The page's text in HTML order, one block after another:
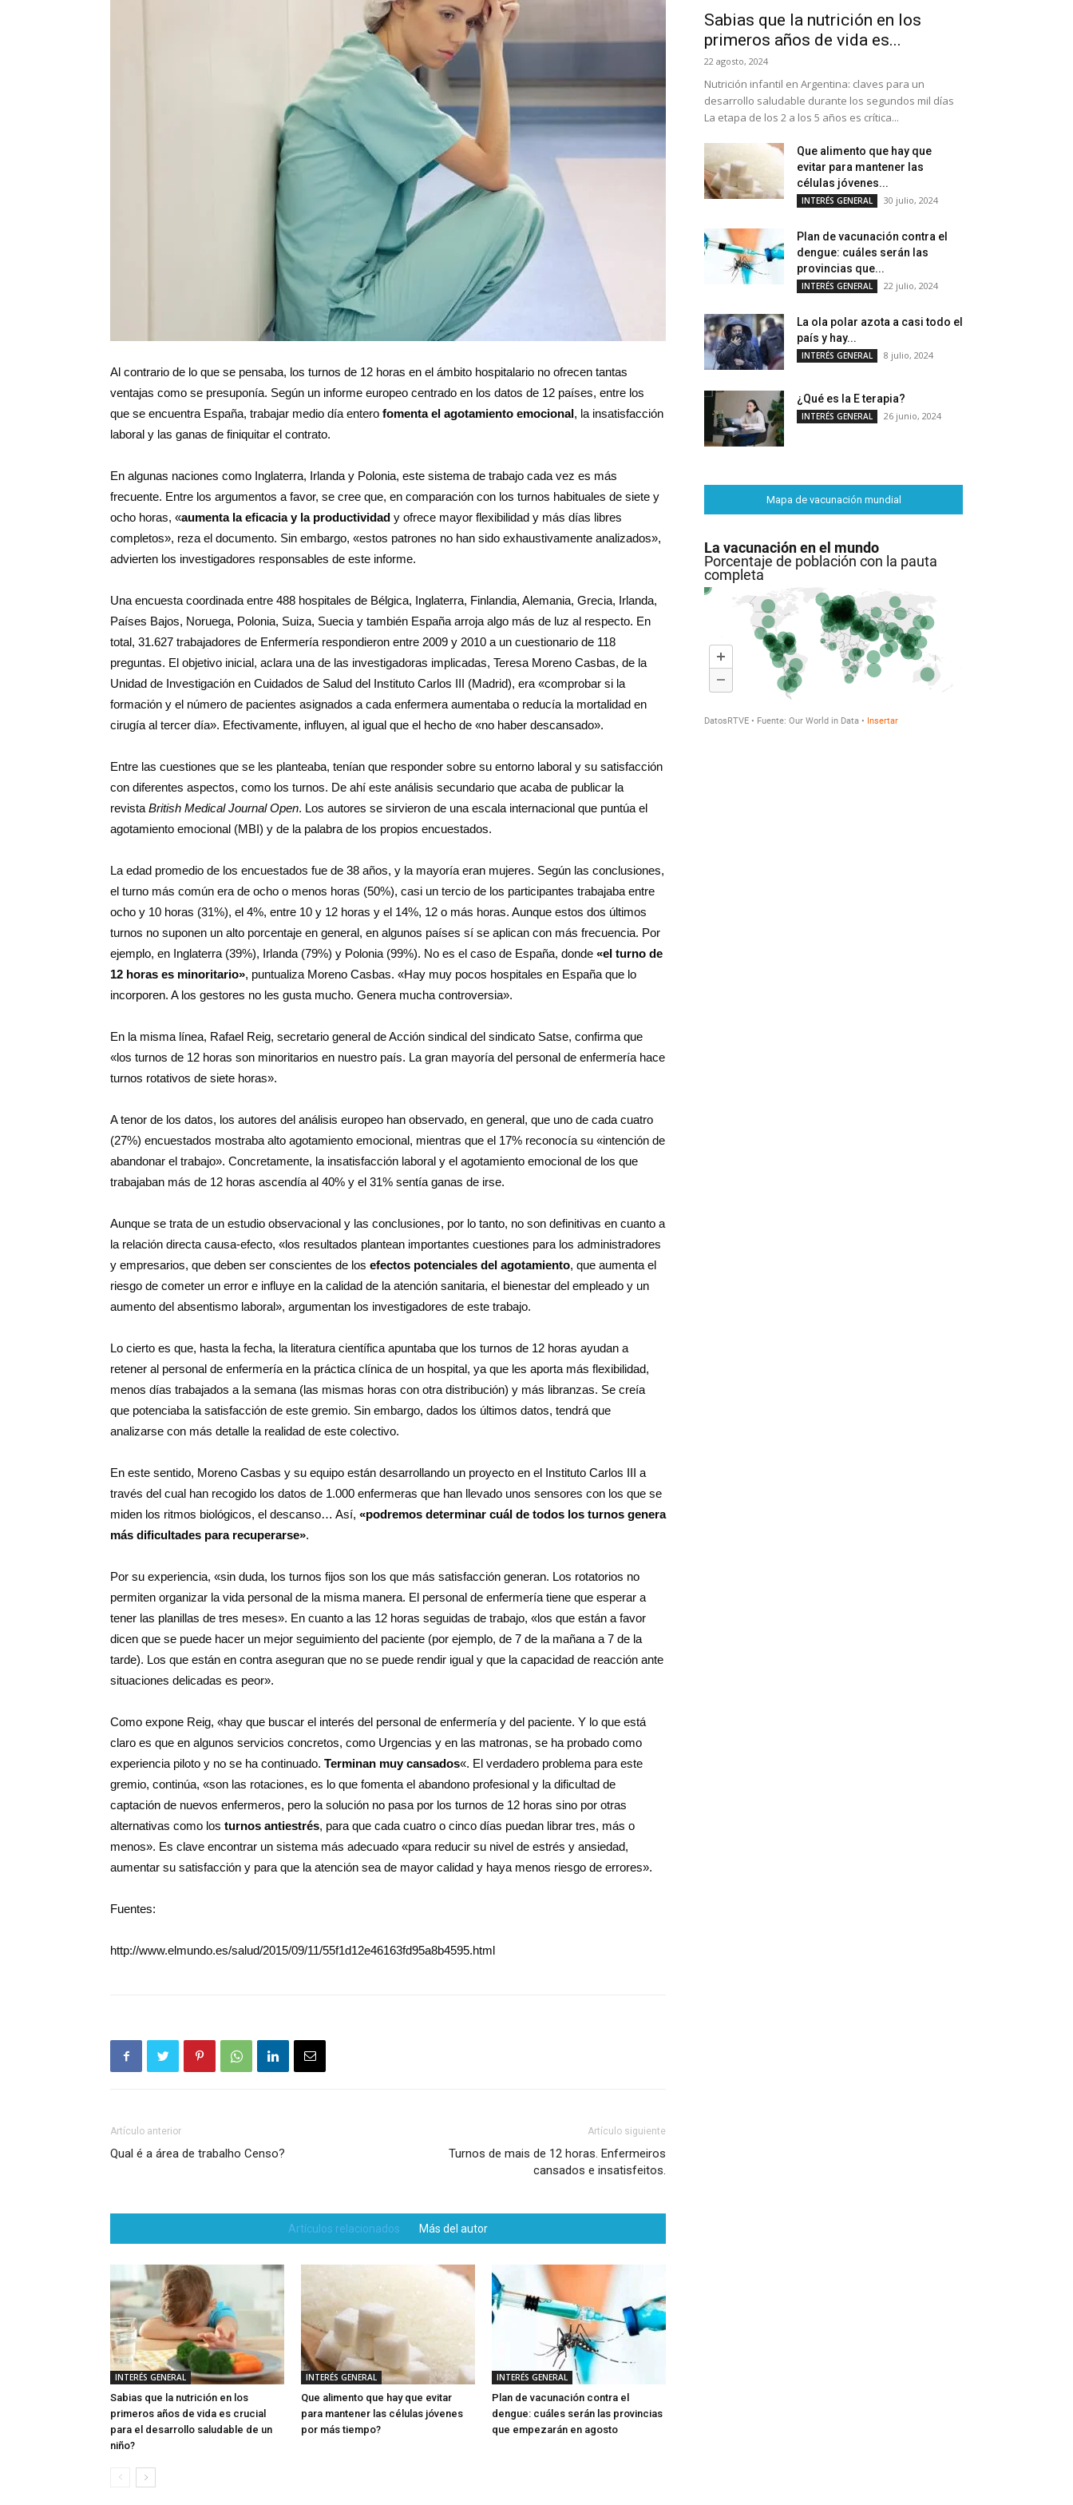
Al contrario de lo que se pensaba, los turnos de 12 horas en el ámbito hospitalario no ofrecen tantas
ventajas como se presuponía. Según un informe europeo centrado en los datos de 12 países, entre los
que se encuentra España, trabajar medio día entero fomenta el agotamiento emocional, la insatisfacción
laboral y las ganas de finiquitar el contrato.
En algunas naciones como Inglaterra, Irlanda y Polonia, este sistema de trabajo cada vez es más
frecuente. Entre los argumentos a favor, se cree que, en comparación con los turnos habituales de siete y
ocho horas, «aumenta la eficacia y la productividad y ofrece mayor flexibilidad y más días libres
completos», reza el documento. Sin embargo, «estos patrones no han sido exhaustivamente analizados»,
advierten los investigadores responsables de este informe.
Una encuesta coordinada entre 488 hospitales de Bélgica, Inglaterra, Finlandia, Alemania, Grecia, Irlanda,
Países Bajos, Noruega, Polonia, Suiza, Suecia y también España arroja algo más de luz al respecto. En
total, 31.627 trabajadores de Enfermería respondieron entre 2009 y 2010 a un cuestionario de 118
preguntas. El objetivo inicial, aclara una de las investigadoras implicadas, Teresa Moreno Casbas, de la
Unidad de Investigación en Cuidados de Salud del Instituto Carlos III (Madrid), era «comprobar si la
formación y el número de pacientes asignados a cada enfermera aumentaba o reducía la mortalidad en
cirugía al tercer día». Efectivamente, influyen, al igual que el hecho de «no haber descansado».
Entre las cuestiones que se les planteaba, tenían que responder sobre su entorno laboral y su satisfacción
con diferentes aspectos, como los turnos. De ahí este análisis secundario que acaba de publicar la
revista British Medical Journal Open. Los autores se sirvieron de una escala internacional que puntúa el
agotamiento emocional (MBI) y de la palabra de los propios encuestados.
La edad promedio de los encuestados fue de 38 años, y la mayoría eran mujeres. Según las conclusiones,
el turno más común era de ocho o menos horas (50%), casi un tercio de los participantes trabajaba entre
ocho y 10 horas (31%), el 4%, entre 10 y 12 horas y el 14%, 12 o más horas. Aunque estos dos últimos
turnos no suponen un alto porcentaje en general, en algunos países sí se aplican con más frecuencia. Por
ejemplo, en Inglaterra (39%), Irlanda (79%) y Polonia (99%). No es el caso de España, donde «el turno de
12 horas es minoritario», puntualiza Moreno Casbas. «Hay muy pocos hospitales en España que lo
incorporen. A los gestores no les gusta mucho. Genera mucha controversia».
En la misma línea, Rafael Reig, secretario general de Acción sindical del sindicato Satse, confirma que
«los turnos de 12 horas son minoritarios en nuestro país. La gran mayoría del personal de enfermería hace
turnos rotativos de siete horas».
A tenor de los datos, los autores del análisis europeo han observado, en general, que uno de cada cuatro
(27%) encuestados mostraba alto agotamiento emocional, mientras que el 17% reconocía su «intención de
abandonar el trabajo». Concretamente, la insatisfacción laboral y el agotamiento emocional de los que
trabajaban más de 12 horas ascendía al 40% y el 31% sentía ganas de irse.
Aunque se trata de un estudio observacional y las conclusiones, por lo tanto, no son definitivas en cuanto a
la relación directa causa-efecto, «los resultados plantean importantes cuestiones para los administradores
y empresarios, que deben ser conscientes de los efectos potenciales del agotamiento, que aumenta el
riesgo de cometer un error e influye en la calidad de la atención sanitaria, el bienestar del empleado y un
aumento del absentismo laboral», argumentan los investigadores de este trabajo.
Lo cierto es que, hasta la fecha, la literatura científica apuntaba que los turnos de 12 horas ayudan a
retener al personal de enfermería en la práctica clínica de un hospital, ya que les aporta más flexibilidad,
menos días trabajados a la semana (las mismas horas con otra distribución) y más libranzas. Se creía
que potenciaba la satisfacción de este gremio. Sin embargo, dados los últimos datos, tendrá que
analizarse con más detalle la realidad de este colectivo.
En este sentido, Moreno Casbas y su equipo están desarrollando un proyecto en el Instituto Carlos III a
través del cual han recogido los datos de 1.000 enfermeras que han llevado unos sensores con los que se
miden los ritmos biológicos, el descanso… Así, «podremos determinar cuál de todos los turnos genera
más dificultades para recuperarse».
Por su experiencia, «sin duda, los turnos fijos son los que más satisfacción generan. Los rotatorios no
permiten organizar la vida personal de la misma manera. El personal de enfermería tiene que esperar a
tener las planillas de tres meses». En cuanto a las 12 horas seguidas de trabajo, «los que están a favor
dicen que se puede hacer un mejor seguimiento del paciente (por ejemplo, de 7 de la mañana a 7 de la
tarde). Los que están en contra aseguran que no se puede rendir igual y que la capacidad de reacción ante
situaciones delicadas es peor».
Como expone Reig, «hay que buscar el interés del personal de enfermería y del paciente. Y lo que está
claro es que en algunos servicios concretos, como Urgencias y en las matronas, se ha probado como
experiencia piloto y no se ha continuado. Terminan muy cansados«. El verdadero problema para este
gremio, continúa, «son las rotaciones, es lo que fomenta el abandono profesional y la dificultad de
captación de nuevos enfermeros, pero la solución no pasa por los turnos de 12 horas sino por otras
alternativas como los turnos antiestrés, para que cada cuatro o cinco días puedan librar tres, más o
menos». Es clave encontrar un sistema más adecuado «para reducir su nivel de estrés y ansiedad,
aumentar su satisfacción y para que la atención sea de mayor calidad y haya menos riesgo de errores».
Fuentes:
http://www.elmundo.es/salud/2015/09/11/55f1d12e46163fd95a8b4595.html
Artículo anterior
Qual é a área de trabalho Censo?
Artículo siguiente
Turnos de mais de 12 horas. Enfermeiros
cansados e insatisfeitos.
Artículos relacionados Más del autor
INTERÉS GENERAL
Sabias que la nutrición en los
primeros años de vida es crucial
para el desarrollo saludable de un
niño?
INTERÉS GENERAL
Que alimento que hay que evitar
para mantener las células jóvenes
por más tiempo?
INTERÉS GENERAL
Plan de vacunación contra el
dengue: cuáles serán las provincias
que empezarán en agosto
Sabias que la nutrición en los
primeros años de vida es...
22 agosto, 2024
Nutrición infantil en Argentina: claves para un
desarrollo saludable durante los segundos mil días
La etapa de los 2 a los 5 años es crítica...
Que alimento que hay que
evitar para mantener las
células jóvenes...
INTERÉS GENERAL 30 julio, 2024
Plan de vacunación contra el
dengue: cuáles serán las
provincias que...
INTERÉS GENERAL 22 julio, 2024
La ola polar azota a casi todo el
país y hay...
INTERÉS GENERAL 8 julio, 2024
¿Qué es la E terapia?
INTERÉS GENERAL 26 junio, 2024
Mapa de vacunación mundial